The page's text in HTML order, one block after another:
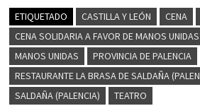
ETIQUETADO CASTILLA Y LEÓN CENA
CENA SOLIDARIA A FAVOR DE MANOS UNIDAS
MANOS UNIDAS
PROVINCIA DE PALENCIA
RESTAURANTE LA BRASA DE SALDAÑA
SALDAÑA (PALENCIA)
TEATRO